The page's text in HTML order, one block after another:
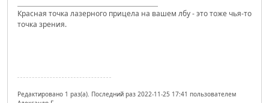
Красная точка лазерного прицела на вашем лбу - это тоже чья-то
точка зрения.
Редактировано 1 раз(а). Последний раз 2022-11-25 17:41 пользователем